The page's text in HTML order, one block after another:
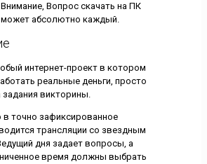
Вопрос скачать на ПК
может абсолютно каждый.
интернет-проект в котором
реальные деньги, просто
задания викторины.
в точно зафиксированное
трансляции со звездным
дня задает вопросы, а
время должны выбрать